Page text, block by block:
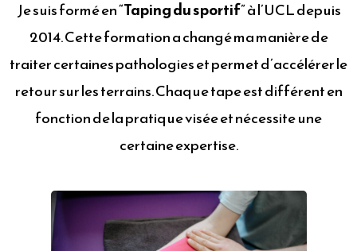
Je suis formé en “Taping du sportif” à l’UCL depuis
2014. Cette formation a changé ma manière de
traiter certaines pathologies et permet d’accélérer le
retour sur les terrains. Chaque tape est différent en
fonction de la pratique visée et nécessite une
certaine expertise.